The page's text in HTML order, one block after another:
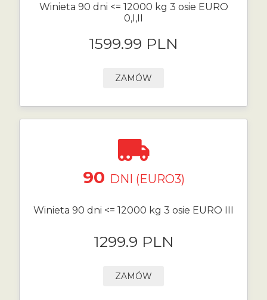
Winieta 90 dni <= 12000 kg 3 osie EURO
0,I,II
1599.99 PLN
ZAMÓW
90 DNI (EURO3)
Winieta 90 dni <= 12000 kg 3 osie EURO III
1299.9 PLN
ZAMÓW